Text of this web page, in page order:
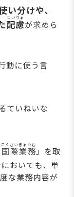
い分けや、
配慮
はいりょ
が求めら
動に使う言
ていねいな
国際業務
こくさいぎょうむ
」を取
おいても、単
な業務内容が